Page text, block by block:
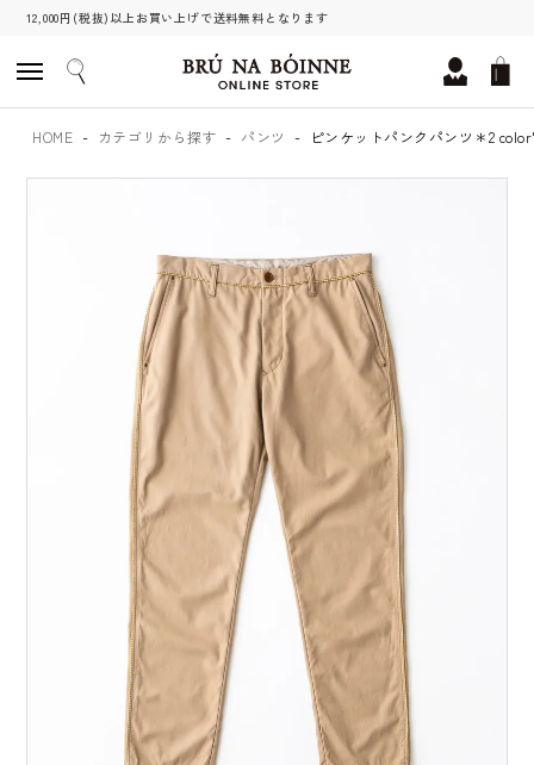
12,000円(税抜)以上お買い上げで送料無料となります
HOME カテゴリから探す パンツ ピンケットパンクパンツ＊2